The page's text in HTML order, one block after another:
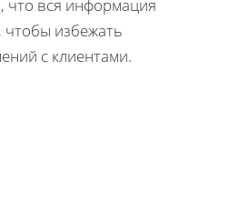
что вся информация
чтобы избежать
с клиентами.